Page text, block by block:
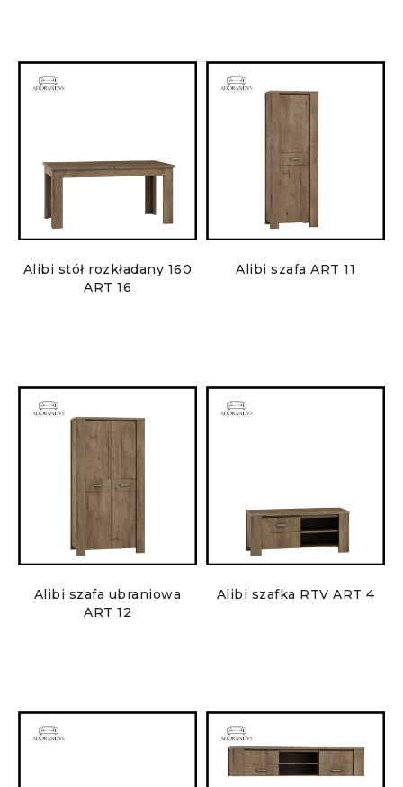
Alibi stół rozkładany 160
ART 16
Alibi szafa ART 11
Alibi szafa ubraniowa
ART 12
Alibi szafka RTV ART 4